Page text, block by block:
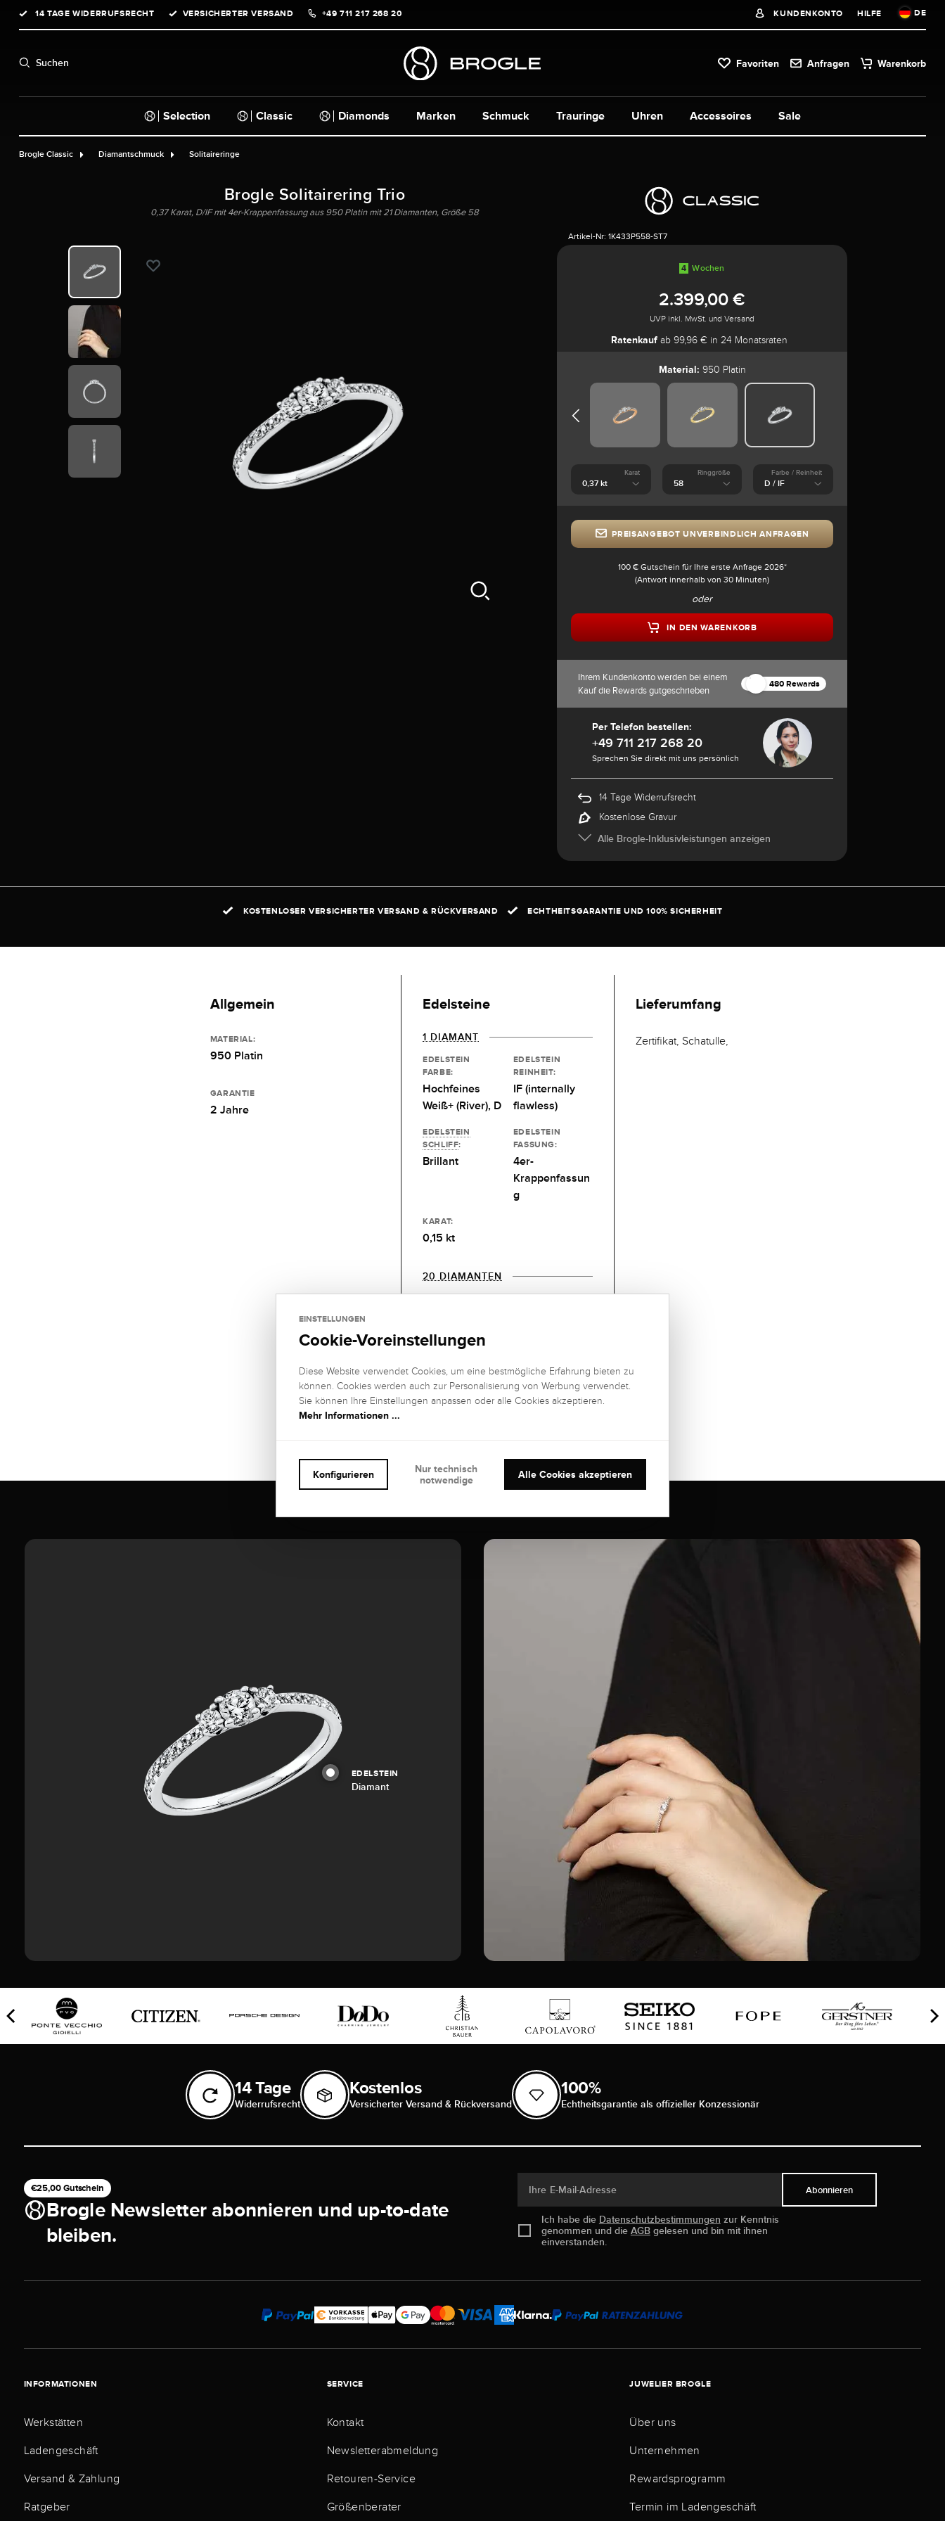
Zur Hauptnavigation springen
14 TAGE WIDERRUFSRECHT VERSICHERTER VERSAND +49 711 217 268 20 KUNDENKONTO HILFE DE
Suchen Favoriten Anfragen Warenkorb
Selection Classic Diamonds Marken Schmuck Uhren Accessoires Sale
Trauringe
Brogle Classic Diamantschmuck Solitaireringe
Brogle Solitairering Trio
0,37 Karat, D/IF mit 4er-Krappenfassung aus 950 Platin mit 21 Diamanten, Größe 58
Artikel-Nr: 1K433P558-ST7
4 Wochen
2.399,00 €
UVP inkl. MwSt. und Versand
Ratenkauf ab 99,96 € in 24 Monatsraten
Material: 950 Platin
Karat Ringgröße Farbe / Reinheit
PREISANGEBOT UNVERBINDLICH ANFRAGEN
100 € Gutschein für Ihre erste Anfrage 2026*
(Antwort innerhalb von 30 Minuten)
oder
IN DEN WARENKORB
Ihrem Kundenkonto werden bei einem
Kauf die Rewards gutgeschrieben
480 Rewards
Per Telefon bestellen:
+49 711 217 268 20
Sprechen Sie direkt mit uns persönlich
14 Tage Widerrufsrecht
Kostenlose Gravur
Alle Brogle-Inklusivleistungen anzeigen
KOSTENLOSER VERSICHERTER VERSAND & RÜCKVERSAND ECHTHEITSGARANTIE UND 100% SICHERHEIT
Allgemein
MATERIAL:
950 Platin
GARANTIE
2 Jahre
Edelsteine
1 DIAMANT
EDELSTEIN
FARBE:
Hochfeines
Weiß+ (River), D
EDELSTEIN
REINHEIT:
IF (internally
flawless)
EDELSTEIN
SCHLIFF:
Brillant
EDELSTEIN
FASSUNG:
4er-
Krappenfassun
g
KARAT:
0,15 kt
20 DIAMANTEN
Weiß+ (River), D
EDELSTEIN
SCHLIFF:
Brillant
KARAT:
0,22 kt
Lieferumfang
Zertifikat, Schatulle,
EDELSTEIN
Diamant
14 Tage
Widerrufsrecht
Kostenlos
Versicherter Versand & Rückversand
100%
Echtheitsgarantie als offizieller Konzessionär
€25,00 Gutschein
Brogle Newsletter abonnieren und up-to-date
bleiben.
Ihre E-Mail-Adresse
Ich habe die Datenschutzbestimmungen zur Kenntnis
genommen und die AGBgelesen und bin mit ihnen
einverstanden.
Abonnieren
INFORMATIONEN
Werkstätten
Ladengeschäft
Versand & Zahlung
Ratgeber
SERVICE
Kontakt
Newsletterabmeldung
Retouren-Service
Größenberater
JUWELIER BROGLE
Über uns
Unternehmen
Rewardsprogramm
Termin im Ladengeschäft
EINSTELLUNGEN
Cookie-Voreinstellungen
Diese Website verwendet Cookies, um eine bestmögliche Erfahrung bieten zu
können. Cookies werden auch zur Personalisierung von Werbung verwendet.
Sie können Ihre Einstellungen anpassen oder alle Cookies akzeptieren.
Mehr Informationen ...
Alle Cookies akzeptieren
Konfigurieren
Nur technisch
notwendige